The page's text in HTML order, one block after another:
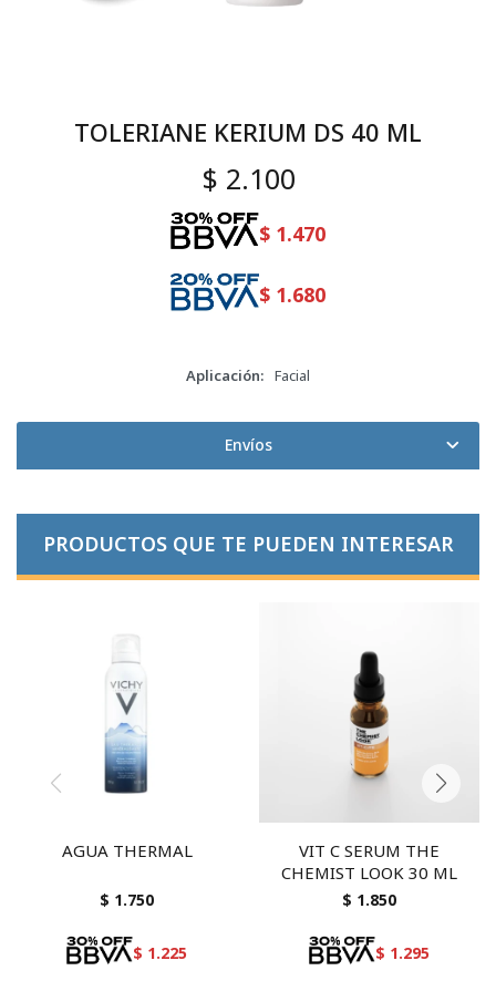
TOLERIANE KERIUM DS 40 ML
$ 2.100
$ 1.470
$ 1.680
Aplicación Facial
Envíos
PRODUCTOS QUE TE PUEDEN INTERESAR
AGUA THERMAL
$ 1.750
$ 1.225
VIT C SERUM THE
CHEMIST LOOK 30 ML
$ 1.850
$ 1.295